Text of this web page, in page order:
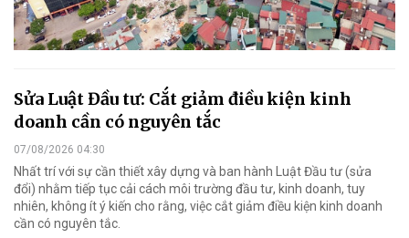
Sửa Luật Đầu tư: Cắt giảm điều kiện kinh
doanh cần có nguyên tắc
07/08/2026 04:30
Nhất trí với sự cần thiết xây dựng và ban hành Luật Đầu tư (sửa
đổi) nhằm tiếp tục cải cách môi trường đầu tư, kinh doanh, tuy
nhiên, không ít ý kiến cho rằng, việc cắt giảm điều kiện kinh doanh
cần có nguyên tắc.